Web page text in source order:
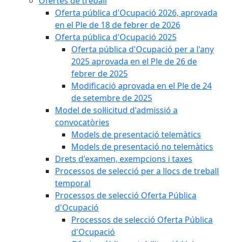
Oferta pública d'Ocupació 2026, aprovada
en el Ple de 18 de febrer de 2026
Oferta pública d'Ocupació 2025
Oferta pública d'Ocupació per a l'any
2025 aprovada en el Ple de 26 de
febrer de 2025
Modificació aprovada en el Ple de 24
de setembre de 2025
Model de sol·licitud d'admissió a
convocatòries
Models de presentació telemàtics
Models de presentació no telemàtics
Drets d'examen, exempcions i taxes
Processos de selecció per a llocs de treball
temporal
Processos de selecció Oferta Pública
d'Ocupació
Processos de selecció Oferta Pública
d'Ocupació